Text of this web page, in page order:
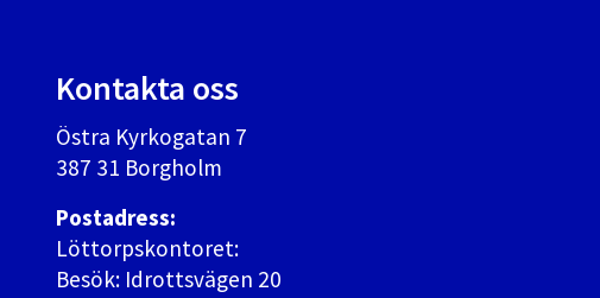
Kontakta oss
Östra Kyrkogatan 7
387 31 Borgholm
Postadress:
Löttorpskontoret:
Besök: Idrottsvägen 20